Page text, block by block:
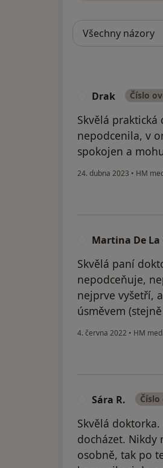
Drak Číslo
Skvělá
nepodcenila, v
spokojen a
24. dubna 2023 • HM
Martina De La
Skvělá paní
nepodceňuje,
nejprve vyšetří,
úsměvem
4. června 2022 • HM
Sára R.
Skvělá
docházet. Nikdy
osobně, tak po